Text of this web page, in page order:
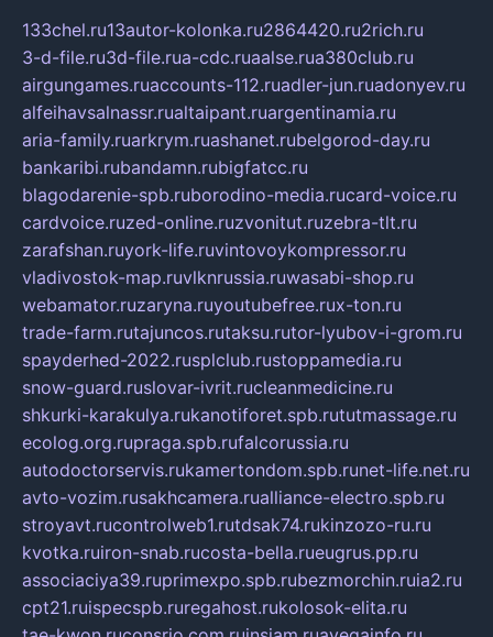
133chel.ru13autor-kolonka.ru2864420.ru2rich.ru
3-d-file.ru3d-file.rua-cdc.ruaalse.rua380club.ru
airgungames.ruaccounts-112.ruadler-jun.ruadonyev.ru
alfeihavsalnassr.rualtaipant.ruargentinamia.ru
aria-family.ruarkrym.ruashanet.rubelgorod-day.ru
bankaribi.rubandamn.rubigfatcc.ru
blagodarenie-spb.ruborodino-media.rucard-voice.ru
cardvoice.ruzed-online.ruzvonitut.ruzebra-tlt.ru
zarafshan.ruyork-life.ruvintovoykompressor.ru
vladivostok-map.ruvlknrussia.ruwasabi-shop.ru
webamator.ruzaryna.ruyoutubefree.rux-ton.ru
trade-farm.rutajuncos.rutaksu.rutor-lyubov-i-grom.ru
spayderhed-2022.rusplclub.rustoppamedia.ru
snow-guard.ruslovar-ivrit.rucleanmedicine.ru
shkurki-karakulya.rukanotiforet.spb.rututmassage.ru
ecolog.org.rupraga.spb.rufalcorussia.ru
autodoctorservis.rukamertondom.spb.runet-life.net.ru
avto-vozim.rusakhcamera.rualliance-electro.spb.ru
stroyavt.rucontrolweb1.rutdsak74.rukinzozo-ru.ru
kvotka.ruiron-snab.rucosta-bella.rueugrus.pp.ru
associaciya39.ruprimexpo.spb.rubezmorchin.ruia2.ru
cpt21.ruispecspb.ruregahost.rukolosok-elita.ru